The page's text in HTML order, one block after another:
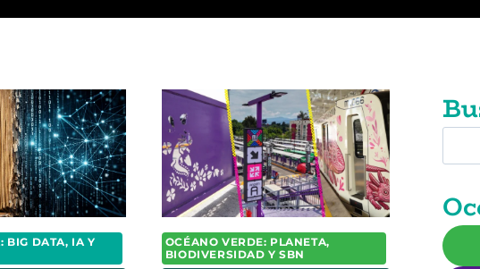
BIG DATA, IA Y
OCÉANO VERDE: PLANETA,
BIODIVERSIDAD Y SBN